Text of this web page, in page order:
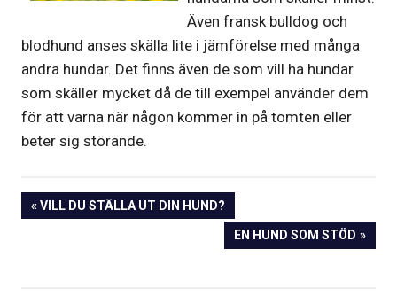
Även fransk bulldog och
blodhund anses skälla lite i jämförelse med många
andra hundar. Det finns även de som vill ha hundar
som skäller mycket då de till exempel använder dem
för att varna när någon kommer in på tomten eller
beter sig störande.
Inläggsnavigering
PREVIOUS
VILL DU STÄLLA UT DIN HUND?
NEXT
POST:
EN HUND SOM STÖD